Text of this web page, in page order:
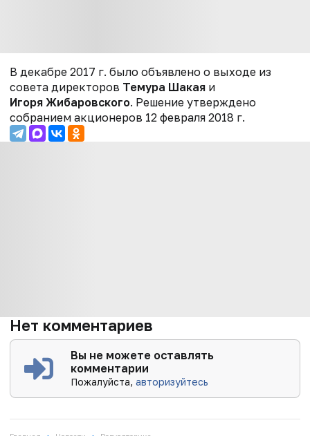
В декабре 2017 г. было объявлено о выходе из
совета директоров Темура Шакая и
Игоря Жибаровского. Решение утверждено
собранием акционеров 12 февраля 2018 г.
Нет комментариев
Вы не можете оставлять
комментарии
Пожалуйста,авторизуйтесь